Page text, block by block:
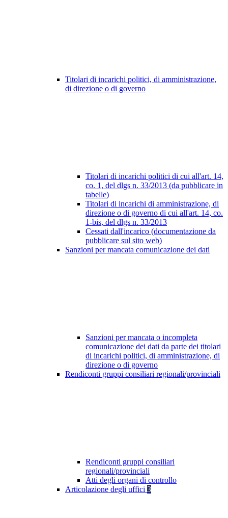
Titolari di incarichi politici, di amministrazione,
di direzione o di governo
Titolari di incarichi politici di cui all'art. 14,
co. 1, del dlgs n. 33/2013 (da pubblicare in
tabelle)
Titolari di incarichi di amministrazione, di
direzione o di governo di cui all'art. 14, co.
1-bis, del dlgs n. 33/2013
Cessati dall'incarico (documentazione da
pubblicare sul sito web)
Sanzioni per mancata comunicazione dei dati
Sanzioni per mancata o incompleta
comunicazione dei dati da parte dei titolari
di incarichi politici, di amministrazione, di
direzione o di governo
Rendiconti gruppi consiliari regionali/provinciali
Rendiconti gruppi consiliari
regionali/provinciali
Atti degli organi di controllo
Articolazione degli uffici 3